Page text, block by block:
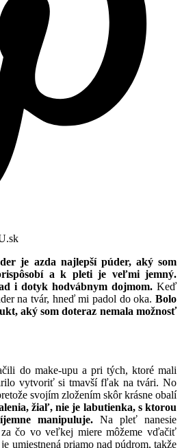
je azda najlepší púder, aký som
a k pleti je veľmi jemný.
i dotyk hodvábnym dojmom. Keď
na tvár, hneď mi padol do oka. Bolo
aký som doteraz nemala možnosť
do make-upu a pri tých, ktoré mali
vytvoriť si tmavší fľak na tvári. No
svojím zložením skôr krásne obalí
žiaľ, nie je labutienka, s ktorou
manipuluje. Na pleť nanesie
za čo vo veľkej miere môžeme vďačiť
umiestnená priamo nad púdrom, takže